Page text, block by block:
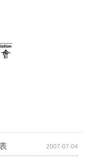
2007-07-04